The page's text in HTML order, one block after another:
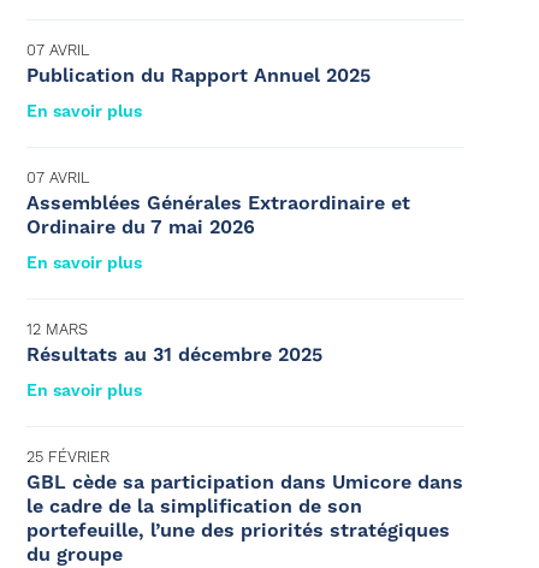
07 AVRIL
Publication du Rapport Annuel 2025
En savoir plus
07 AVRIL
Assemblées Générales Extraordinaire et
Ordinaire du 7 mai 2026
En savoir plus
12 MARS
Résultats au 31 décembre 2025
En savoir plus
25 FÉVRIER
GBL cède sa participation dans Umicore dans
le cadre de la simplification de son
portefeuille, l’une des priorités stratégiques
du groupe